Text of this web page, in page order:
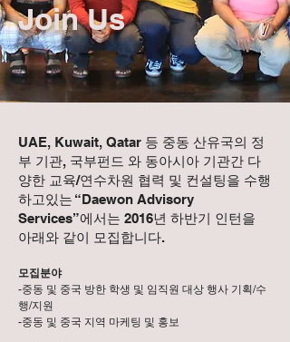
UAE, Kuwait, Qatar 등 중동 산유국의 정
부 기관, 국부펀드 와 동아시아 기관간 다
양한 교육/연수차원 협력 및 컨설팅을 수행
하고있는 “Daewon Advisory
Services”에서는 2016년 하반기 인턴을
아래와 같이 모집합니다.
모집분야
-중동 및 중국 방한 학생 및 임직원 대상 행사 기획/수
행/지원
-중동 및 중국 지역 마케팅 및 홍보
Join Us